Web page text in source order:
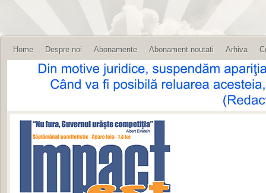
Home Despre noi Abonamente Abonament noutati Arhiva